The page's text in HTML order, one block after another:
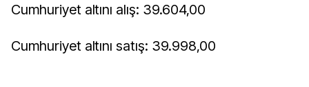
Cumhuriyet altını alış: 39.604,00
Cumhuriyet altını satış: 39.998,00